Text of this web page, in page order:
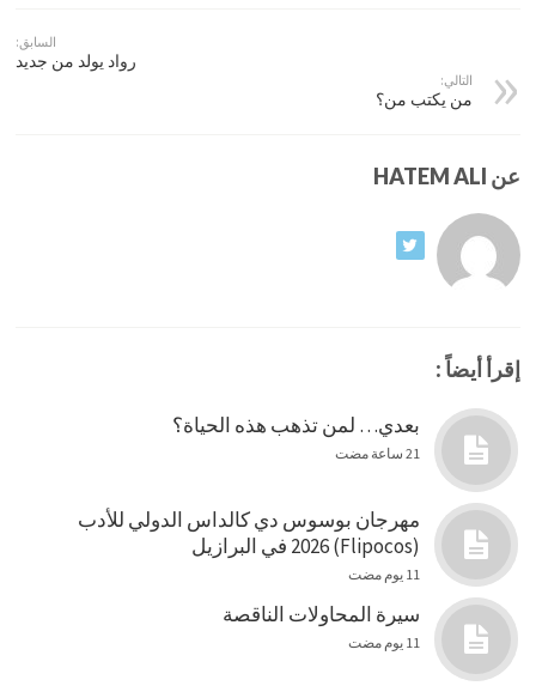
السابق:
رواد يولد من جديد
التالي:
من يكتب من؟
عن HATEM ALI
إقرأ أيضاً :
بعدي… لمن تذهب هذه الحياة؟
21 ساعة مضت
مهرجان بوسوس دي كالداس الدولي للأدب
(Flipocos) 2026 في البرازيل
11 يوم مضت
سيرة المحاولات الناقصة
11 يوم مضت